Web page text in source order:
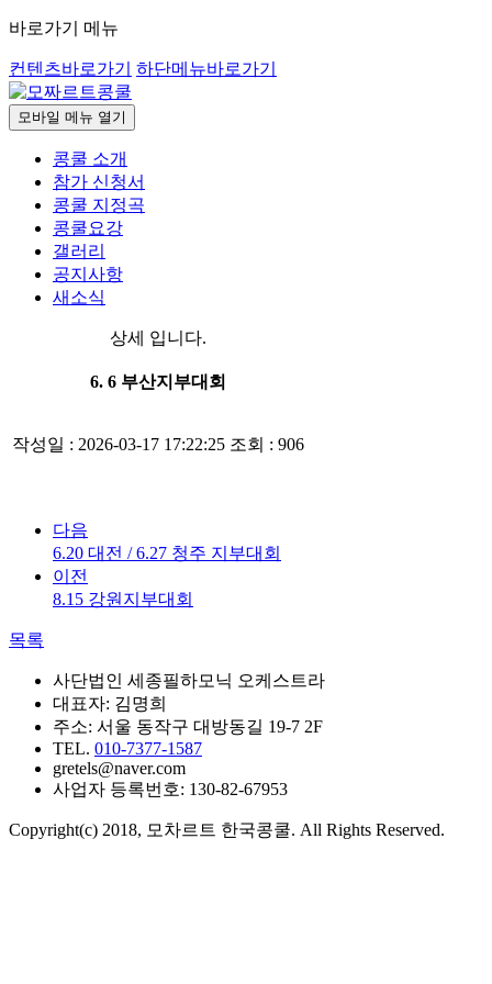
바로가기 메뉴
컨텐츠바로가기 하단메뉴바로가기
모바일 메뉴 열기
콩쿨 소개
참가 신청서
콩쿨 지정곡
콩쿨요강
갤러리
공지사항
새소식
상세 입니다.
6. 6 부산지부대회
작성일 : 2026-03-17 17:22:25 조회 : 906
다음
6.20 대전 / 6.27 청주 지부대회
이전
8.15 강원지부대회
목록
사단법인 세종필하모닉 오케스트라
대표자: 김명희
주소: 서울 동작구 대방동길 19-7 2F
TEL. 010-7377-1587
gretels@naver.com
사업자 등록번호: 130-82-67953
Copyright(c) 2018, 모차르트 한국콩쿨. All Rights Reserved.